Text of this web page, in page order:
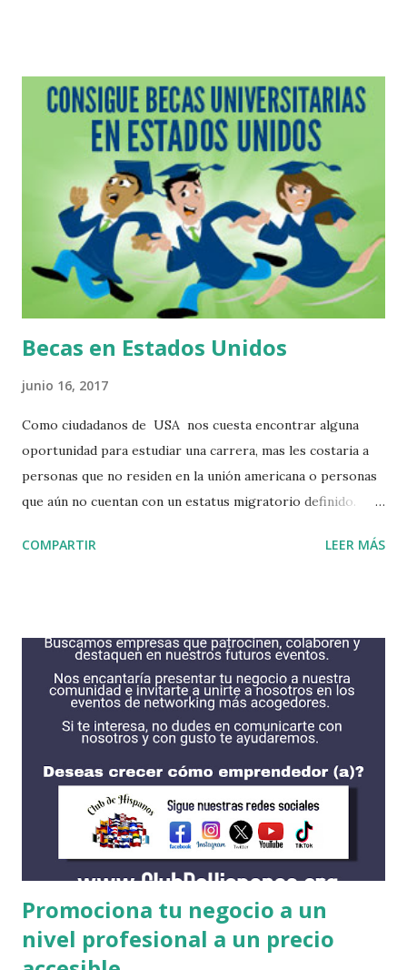
Serdan #115 Francisco I. Madero Durango 34770.Trabaja
con la agencia Del-Al Associates, Inc. José Guillermo
Mathus Fonseca Adelfa #17 Local 2 Fraccionamiento
Jardines Durango 34200.Trabaja con CSI Labor Services
Guanajuato Antonio Méndez Guerrero #98 Iramuco
Guanajuato.Trabaja con la agencia Van Hoeketen
Greenhouses, Inc. Adrián Martínez Centro Comercial Villas
Manchegas Carretera Libre Guanajuato-Silao Km 5.5
Guanajuato Guanajuato 36250. Especialista en colocación...
Becas en Estados Unidos
junio 16, 2017
Como ciudadanos de USA nos cuesta encontrar alguna
oportunidad para estudiar una carrera, mas les costaria a
personas que no residen en la unión americana o personas
que aún no cuentan con un estatus migratorio definido.
soñar, oportunidades se encuentran alli, solo tienes que
Haciendo todo el esfuerzo posible podrias encontrar
alguna intitucion que acceda a tus necesidades. Algunas de
las instituciones se encuentran en esta lista, son las que
tienen mas las becas para estudiantes internacionales. Cada
solicitud y requisitos. Es recomendable obtener su solicitud
de FAFSA antes de solicitar alguna beca. AMHERST
COLLEGE https://www.amherst.edu/ BATES COLLEGE
http://w...
COMPARTIR LEER MÁS
Promociona tu negocio a un
nivel profesional a un precio